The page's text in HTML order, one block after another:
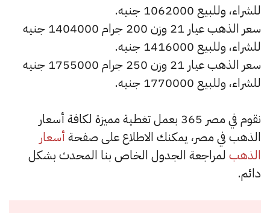
للشراء، وللبيع 1062000 جنيه.
سعر الذهب عيار 21 وزن 200 جرام 1404000 جنيه
للشراء، وللبيع 1416000 جنيه.
سعر الذهب عيار 21 وزن 250 جرام 1755000 جنيه
للشراء، وللبيع 1770000 جنيه.
نقوم في مصر 365 بعمل تغطية مميزة لكافة أسعار
الذهب في مصر، يمكنك الاطلاع على صفحة أسعار
الذهب لمراجعة الجدول الخاص بنا المحدث بشكل
دائم.